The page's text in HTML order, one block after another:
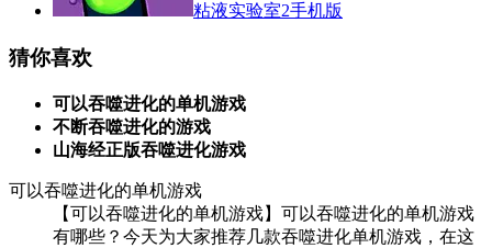
粘液实验室2手机版
猜你喜欢
可以吞噬进化的单机游戏
不断吞噬进化的游戏
山海经正版吞噬进化游戏
可以吞噬进化的单机游戏
【可以吞噬进化的单机游戏】可以吞噬进化的单机游戏
有哪些？今天为大家推荐几款吞噬进化单机游戏，在这